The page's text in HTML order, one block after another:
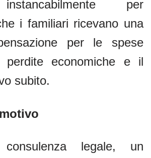
per
i familiari ricevano una
per le spese
perdite economiche e il
subito.
legale, un